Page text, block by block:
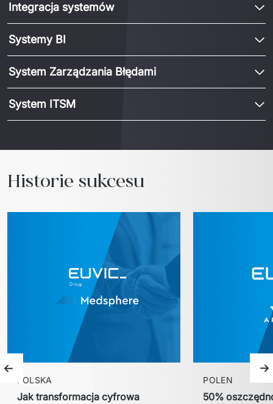
Integracja systemów
Systemy BI
System Zarządzania Błędami
System ITSM
Historie sukcesu
Poprzedni slajd
POLSKA
Jak transformacja cyfrowa
POLEN
50%